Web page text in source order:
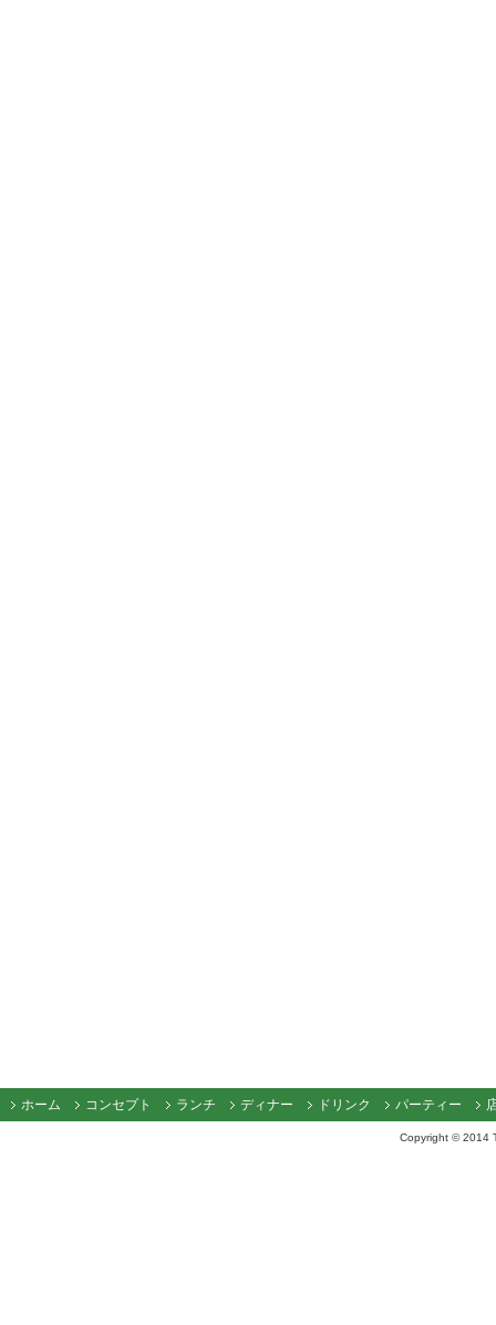
ホーム コンセプト ランチ ディナー ドリンク パーティー
Copyright © 2014